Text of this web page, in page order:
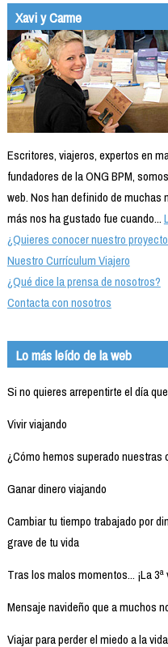
Xavi y Carme
Escritores, viajeros, expertos en
fundadores de la ONG BPM,
web. Nos han definido de muchas
más nos ha gustado fue cuando...
¿Quieres conocer nuestro
Nuestro Currículum Viajero
¿Qué dice la prensa de nosotros?
Contacta con nosotros
Lo más leído de la web
Si no quieres arrepentirte el día
Vivir viajando
¿Cómo hemos superado nuestras
Ganar dinero viajando
Cambiar tu tiempo trabajado por
grave de tu vida
Tras los malos momentos... ¡La
Mensaje navideño que a muchos
Viajar para perder el miedo a la vida